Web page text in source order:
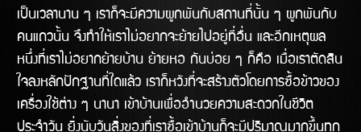
เป็นเวลานาน ๆ เราก็จะมีความผูกพันกับสถานที่นั้น ๆ ผูกพันกับ
คนแถวนั้น จึงทำให้เราไม่อยากจะย้ายไปอยู่ที่อื่น และอีกเหตุผล
หนึ่งที่เราไม่อยากย้ายบ้าน ย้ายหอ กันบ่อย ๆ ก็คือ เมื่อเราตัดสิน
ใจลงหลักปักฐานที่ใดแล้ว เราก็หวังที่จะสร้างตัวโดยการซื้อข้าวของ
เครื่องใช้ต่าง ๆ นานา เข้าบ้านเพื่ออำนวยความสะดวกในชีวิต
ประจำวัน ยิ่งนับวันสิ่งของที่เราซื้อเข้าบ้านก็จะมีปริมาณมากขึ้นทุก